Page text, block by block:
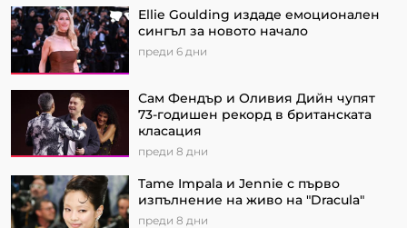
Ellie Goulding издаде емоционален
сингъл за новото начало
преди 6 дни
Сам Фендър и Оливия Дийн чупят
73-годишен рекорд в британската
класация
преди 8 дни
Tame Impala и Jennie с първо
изпълнение на живо на "Dracula"
преди 8 дни